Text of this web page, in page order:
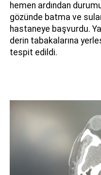
hemen ardından
gözünde batma ve
hastaneye başvurdu.
derin tabakalarına
tespit edildi.